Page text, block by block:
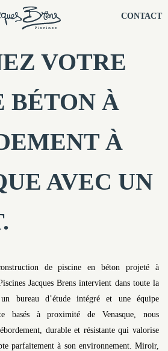
CONTACT
VOTRE
BÉTON À
À
AVEC UN
de piscine en béton projeté à
Jacques Brens intervient dans toute la
bureau d’étude intégré et une équipe
basés à proximité de Venasque, nous
durable et résistante qui valorise
parfaitement à son environnement. Miroir,